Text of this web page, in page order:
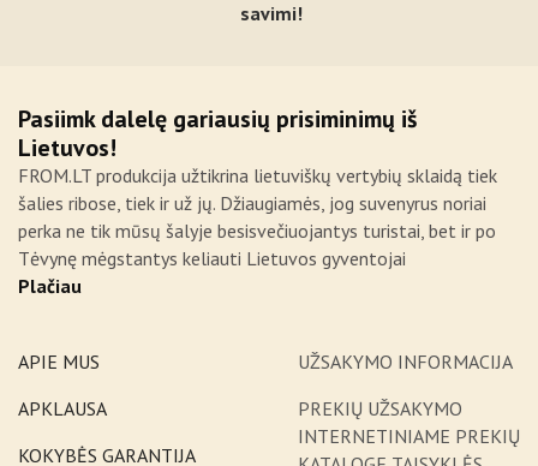
savimi!
Pasiimk dalelę gariausių prisiminimų iš
Lietuvos!
FROM.LT produkcija užtikrina lietuviškų vertybių sklaidą tiek
šalies ribose, tiek ir už jų. Džiaugiamės, jog suvenyrus noriai
perka ne tik mūsų šalyje besisvečiuojantys turistai, bet ir po
Tėvynę mėgstantys keliauti Lietuvos gyventojai
Plačiau
APIE MUS
APKLAUSA
KOKYBĖS GARANTIJA
UŽSAKYMO INFORMACIJA
PREKIŲ UŽSAKYMO
INTERNETINIAME PREKIŲ